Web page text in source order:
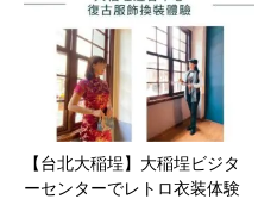
【台北大稲埕】大稲埕ビジタ
ーセンターでレトロ衣装体験